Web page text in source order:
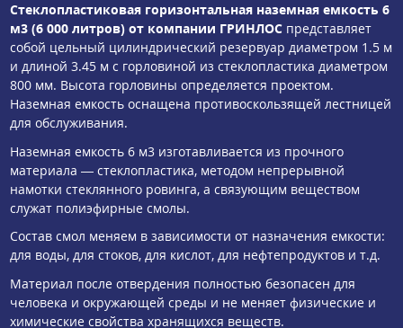
Стеклопластиковая горизонтальная наземная емкость 6
м3 (6 000 литров) от компании ГРИНЛОС представляет
собой цельный цилиндрический резервуар диаметром 1.5 м
и длиной 3.45 м с горловиной из стеклопластика диаметром
800 мм. Высота горловины определяется проектом.
Наземная емкость оснащена противоскользящей лестницей
для обслуживания.
Наземная емкость 6 м3 изготавливается из прочного
материала — стеклопластика, методом непрерывной
намотки стеклянного ровинга, а связующим веществом
служат полиэфирные смолы.
Состав смол меняем в зависимости от назначения емкости:
для воды, для стоков, для кислот, для нефтепродуктов и т.д.
Материал после отвердения полностью безопасен для
человека и окружающей среды и не меняет физические и
химические свойства хранящихся веществ.